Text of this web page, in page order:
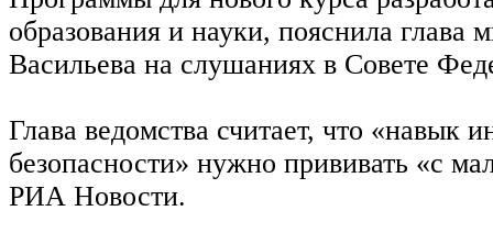
образования и науки, пояснила глава
Васильева на слушаниях в Совете
Глава ведомства считает, что «навык
безопасности» нужно прививать «с
РИА Новости.